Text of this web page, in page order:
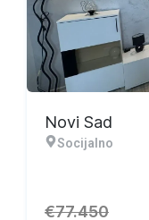
Ekskluzivna
Novi Sad
Socijalno
€77.450